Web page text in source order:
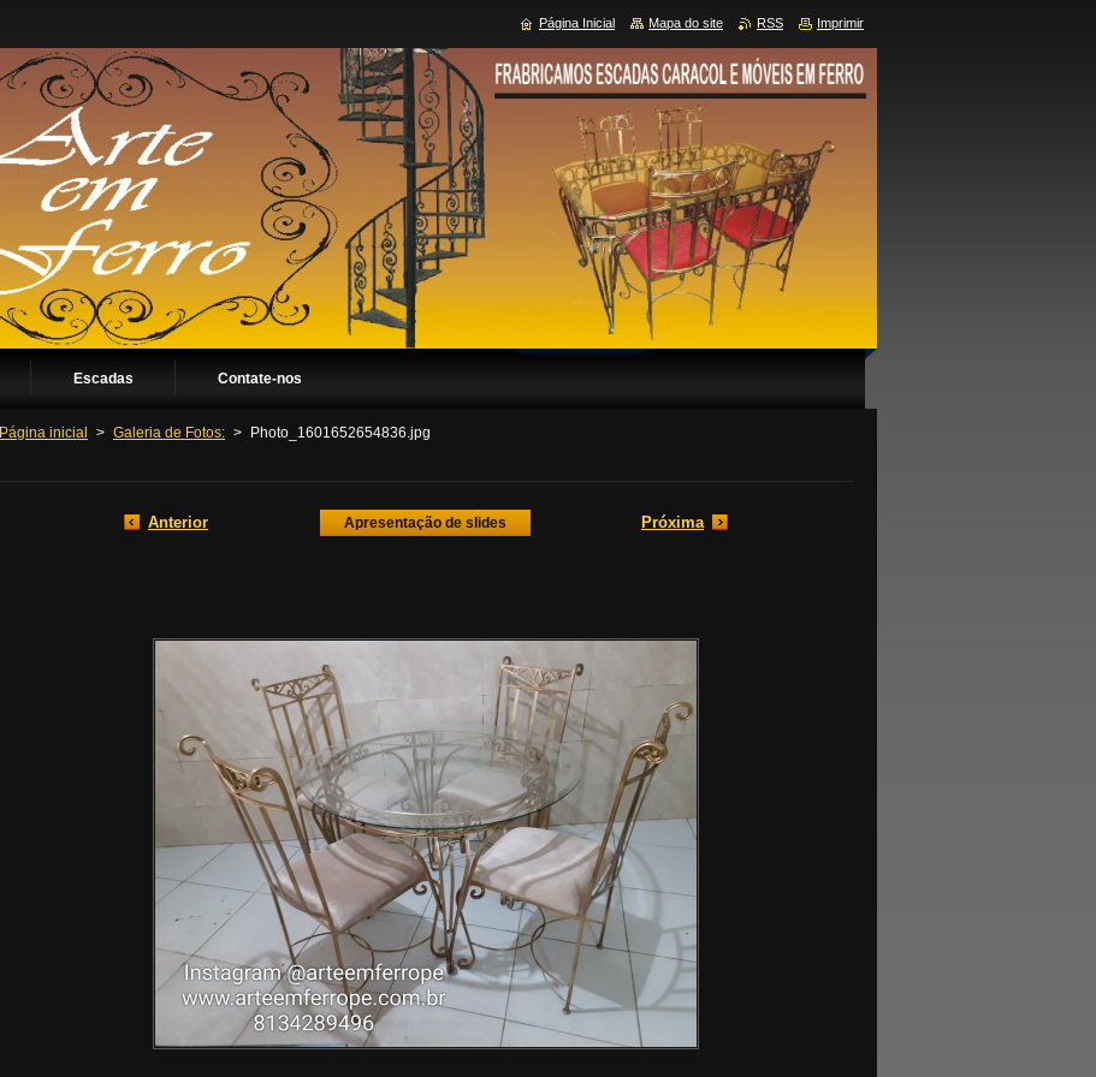
Escadas Contate-nos
Página inicial > Galeria de Fotos: > Photo_1601652654836.jpg
Anterior Apresentação de slides Próxima
Página Inicial Mapa do site RSS Imprimir